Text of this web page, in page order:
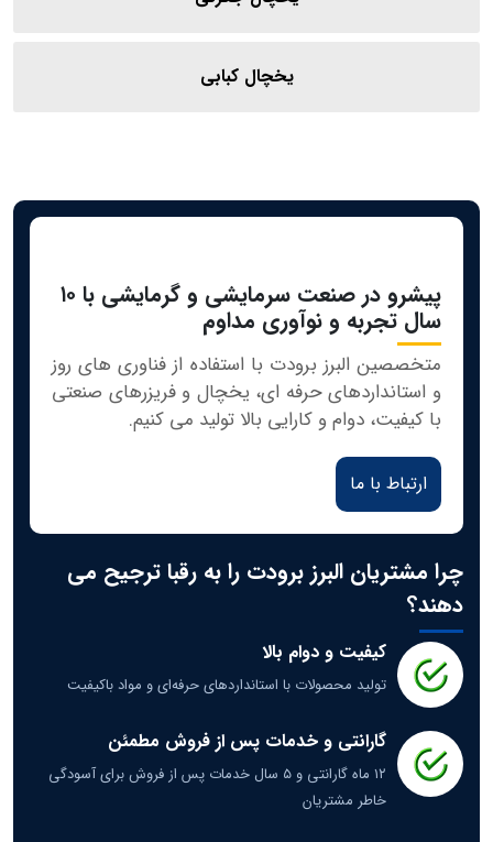
یخچال کبابی
پیشرو در صنعت سرمایشی و گرمایشی با ۱۰
سال تجربه و نوآوری مداوم
متخصصین البرز برودت با استفاده از فناوری‌ های روز
و استانداردهای حرفه‌ ای، یخچال و فریزرهای صنعتی
با کیفیت، دوام و کارایی بالا تولید می‌ کنیم.
ارتباط با ما
چرا مشتریان البرز برودت را به رقبا ترجیح می‌
دهند؟
کیفیت و دوام بالا
تولید محصولات با استانداردهای حرفه‌ای و مواد باکیفیت
گارانتی و خدمات پس از فروش مطمئن
۱۲ ماه گارانتی و ۵ سال خدمات پس از فروش برای آسودگی
خاطر مشتریان